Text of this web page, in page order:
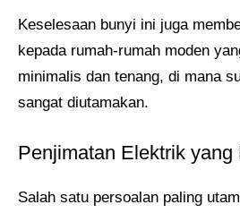
Keselesaan bunyi ini juga
kepada rumah-rumah moden
minimalis dan tenang, di mana
sangat diutamakan.
Penjimatan Elektrik yang
Salah satu persoalan paling